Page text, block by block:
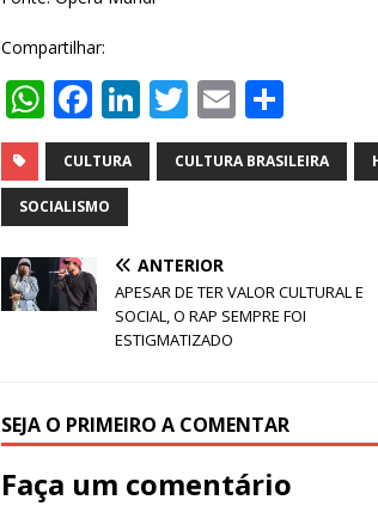
Compartilhar:
W
h
at
s
A
p
p
F
a
c
e
o
o
Li
n
k
dI
n
T
w
it
r
E
m
ai
h
ar
CULTURA CULTURA BRASILEIRA
SOCIALISMO
ANTERIOR
APESAR DE TER VALOR CULTURAL E
SOCIAL, O RAP SEMPRE FOI
ESTIGMATIZADO
SEJA O PRIMEIRO A COMENTAR
Faça um comentário